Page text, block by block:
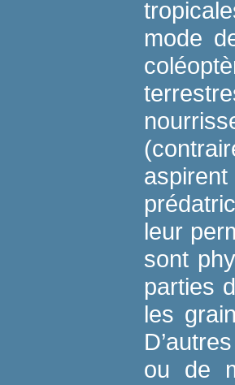
mode
leur
sont
parties
les
ou de